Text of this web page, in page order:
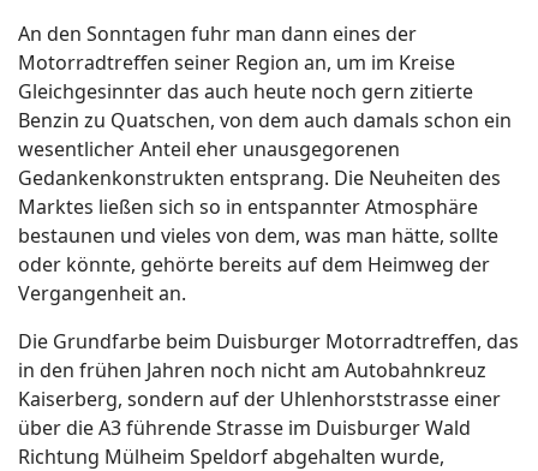
An den Sonntagen fuhr man dann eines der
Motorradtreffen seiner Region an, um im Kreise
Gleichgesinnter das auch heute noch gern zitierte
Benzin zu Quatschen, von dem auch damals schon ein
wesentlicher Anteil eher unausgegorenen
Gedankenkonstrukten entsprang. Die Neuheiten des
Marktes ließen sich so in entspannter Atmosphäre
bestaunen und vieles von dem, was man hätte, sollte
oder könnte, gehörte bereits auf dem Heimweg der
Vergangenheit an.
Die Grundfarbe beim Duisburger Motorradtreffen, das
in den frühen Jahren noch nicht am Autobahnkreuz
Kaiserberg, sondern auf der Uhlenhorststrasse einer
über die A3 führende Strasse im Duisburger Wald
Richtung Mülheim Speldorf abgehalten wurde,